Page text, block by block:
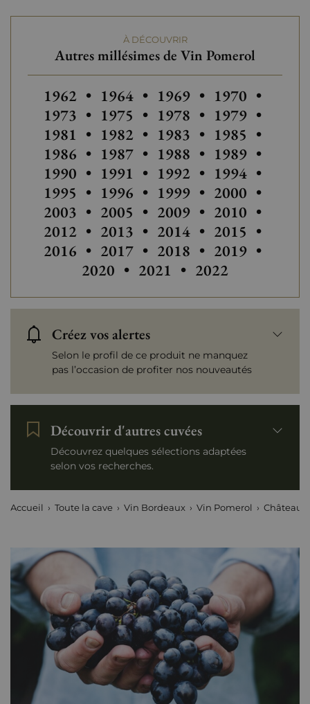
À DÉCOUVRIR
Autres millésimes de Vin Pomerol
Autres millésimes de Vin Pomerol
1962 • Autres millésimes de Vin
1964 • Autres millésimes de
1969 • 1970 •
1973 • Autres millésimes de Vin
1975 • Autres millésimes de
1978 • Autres
1979 •
1981 • 1982 • 1983 • Autres
1985 •
1986 • Autres millésimes de Vin
1987 • 1988 • 1989 •
1990 • Autres millésimes de Vin
1991 • Autres millésimes de
1992 • 1994 •
1995 • 1996 • Autres millésimes de
1999 • 2000 •
2003 • Autres millésimes de Vin
2005 • 2009 • 2010 •
2012 • Autres millésimes de Vin
2013 • Autres millésimes de
2014 • 2015 •
2016 • 2017 • Autres millésimes de
2018 • 2019 •
2020 • 2021 • Autres
2022
Créez vos alertes
Selon le profil de ce produit ne manquez
pas l’occasion de profiter nos nouveautés
Découvrir d'autres cuvées
Découvrez quelques sélections adaptées
selon vos recherches.
Accueil Toute la cave Vin Bordeaux Vin Pomerol Château